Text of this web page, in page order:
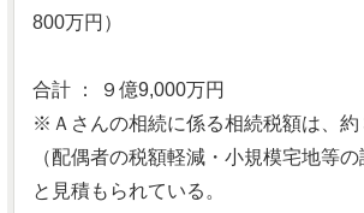
800万円）
合計 ： ９億9,000万円
※Ａさんの相続に係る相続税額は、約
（配偶者の税額軽減・小規模宅地等の
と見積もられている。